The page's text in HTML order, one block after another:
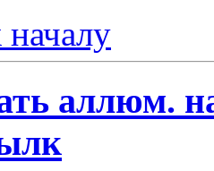
аллюм.